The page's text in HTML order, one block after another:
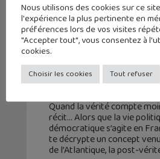
Question média : c’est
vérité ?
Quand la vérité compte
récit… Alors que la vie
démocratique s’agite en
te décrypte un concept
de l’Atlantique, la post-
Nous utilisons des cookies sur ce
l'expérience la plus pertinente en
préférences lors de vos visites
"Accepter tout", vous consentez à
cookies.
Choisir les cookies Tout refuser